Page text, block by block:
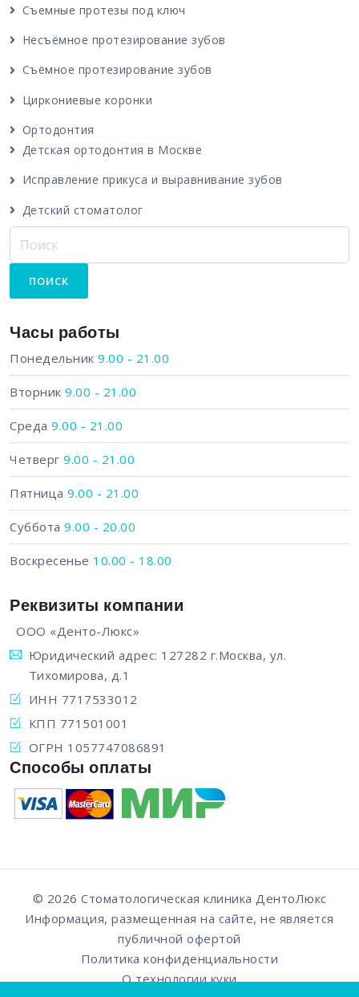
Съемные протезы под ключ
Несъёмное протезирование зубов
Съёмное протезирование зубов
Циркониевые коронки
Ортодонтия
Детская ортодонтия в Москве
Исправление прикуса и выравнивание зубов
Детский стоматолог
Часы работы
Понедельник 9.00 - 21.00
Вторник 9.00 - 21.00
Среда 9.00 - 21.00
Четверг 9.00 - 21.00
Пятница 9.00 - 21.00
Суббота 9.00 - 20.00
Воскресенье 10.00 - 18.00
Реквизиты компании
ООО «Денто-Люкс»
Юридический адрес: 127282 г.Москва, ул.
Тихомирова, д.1
ИНН 7717533012
КПП 771501001
ОГРН 1057747086891
Способы оплаты
© 2026 Стоматологическая клиника ДентоЛюкс
Информация, размещенная на сайте, не является
публичной офертой
Политика конфиденциальности
О технологии куки